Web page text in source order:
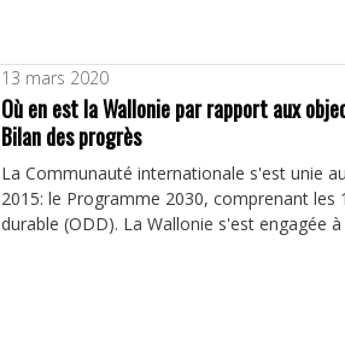
13 mars 2020
Où en est la Wallonie par rapport aux
Bilan des progrès
La Communauté internationale s'est unie
2015: le Programme 2030, comprenant
durable (ODD). La Wallonie s'est engagée